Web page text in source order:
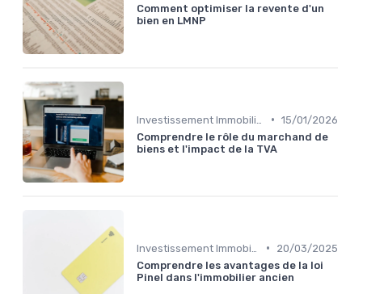
Comment optimiser la revente d'un
bien en LMNP
• 15/01/2026
Comprendre le rôle du marchand de
biens et l'impact de la TVA
•
20/03/2025
Comprendre les avantages de la loi
Pinel dans l'immobilier ancien